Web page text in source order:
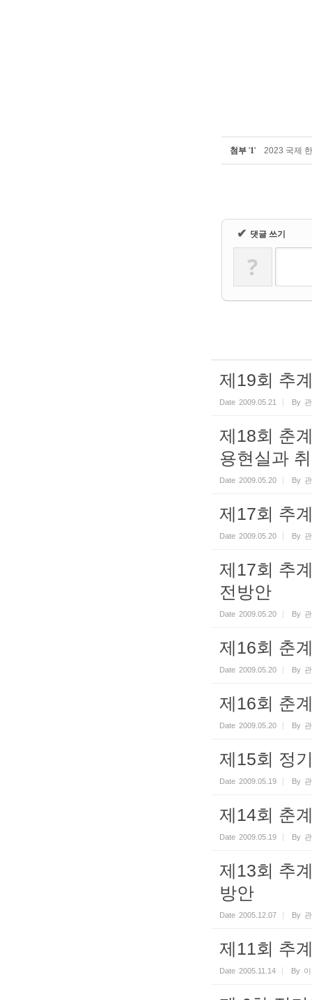
첨부 '1' 2023 국제
✔ 댓글 쓰기
?
제19회 추
Date 2009.05.21 By
제18회 춘
용현실과
Date 2009.05.20 By
제17회 추
Date 2009.05.20 By
제17회 추
전방안
Date 2009.05.20 By
제16회 춘
Date 2009.05.20 By
제16회 춘
Date 2009.05.20 By
제15회 정
Date 2009.05.19 By
제14회 춘
Date 2009.05.19 By
제13회 추
방안
Date 2005.12.07 By
제11회 추
Date 2005.11.14 By